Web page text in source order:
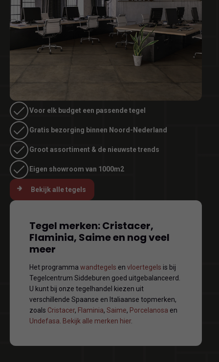
Voor elk budget een passende tegel
Gratis bezorging binnen Noord-Nederland
Groot assortiment & de nieuwste trends
Eigen showroom van 1000m2
Bekijk alle tegels
Tegel merken: Cristacer,
Flaminia, Saime en nog veel
meer
Het programma wandtegels en vloertegels is bij
Tegelcentrum Siddeburen goed uitgebalanceerd.
U kunt bij onze tegelhandel kiezen uit
verschillende Spaanse en Italiaanse topmerken,
zoals Cristacer, Flaminia, Saime, Porcelanosa en
Undefasa. Bekijk alle merken hier.